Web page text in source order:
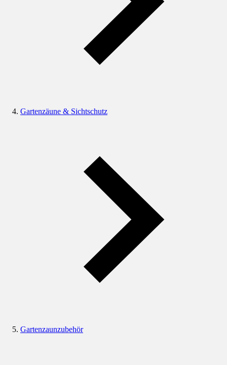
Gartenzäune & Sichtschutz
Gartenzaunzubehör